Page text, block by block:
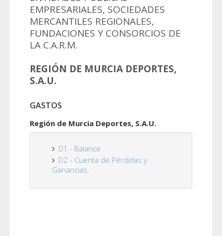
EMPRESARIALES, SOCIEDADES
MERCANTILES REGIONALES,
FUNDACIONES Y CONSORCIOS DE
LA C.A.R.M.
REGIÓN DE MURCIA DEPORTES,
S.A.U.
GASTOS
Región de Murcia Deportes, S.A.U.
D1 - Balance
D2 - Cuenta de Pérdidas y
Ganancias.